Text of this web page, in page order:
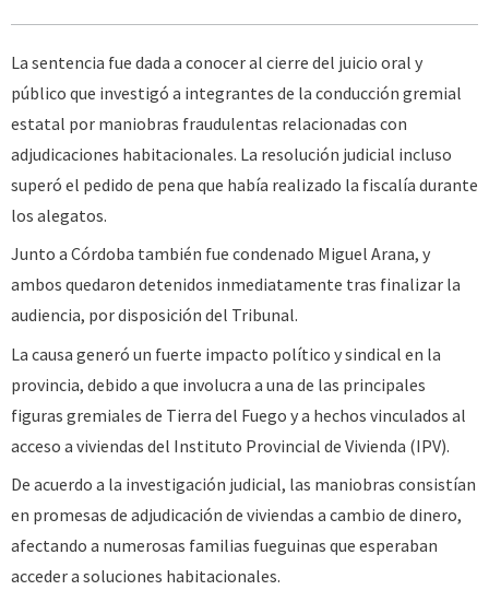
La sentencia fue dada a conocer al cierre del juicio oral y
público que investigó a integrantes de la conducción gremial
estatal por maniobras fraudulentas relacionadas con
adjudicaciones habitacionales. La resolución judicial incluso
superó el pedido de pena que había realizado la fiscalía durante
los alegatos.
Junto a Córdoba también fue condenado Miguel Arana, y
ambos quedaron detenidos inmediatamente tras finalizar la
audiencia, por disposición del Tribunal.
La causa generó un fuerte impacto político y sindical en la
provincia, debido a que involucra a una de las principales
figuras gremiales de Tierra del Fuego y a hechos vinculados al
acceso a viviendas del Instituto Provincial de Vivienda (IPV).
De acuerdo a la investigación judicial, las maniobras consistían
en promesas de adjudicación de viviendas a cambio de dinero,
afectando a numerosas familias fueguinas que esperaban
acceder a soluciones habitacionales.